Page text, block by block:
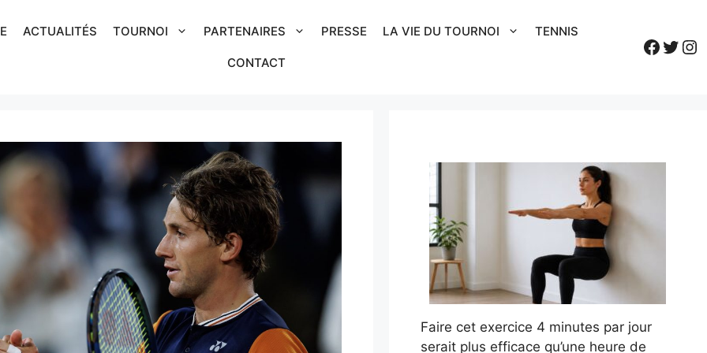
ACTUALITÉS TOURNOI PARTENAIRES PRESSE LA VIE DU TOURNOI TENNIS
CONTACT
Faire cet exercice 4 minutes par jour
serait plus efficace qu’une heure de